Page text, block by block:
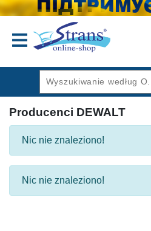
Producenci DEWALT
Nic nie znaleziono!
Nic nie znaleziono!